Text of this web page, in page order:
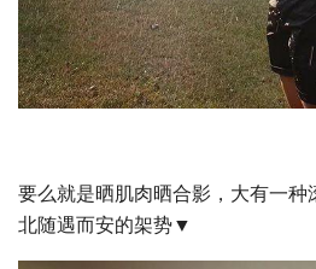
要么就是晒肌肉晒合影，大有一种
北随遇而安的架势▼